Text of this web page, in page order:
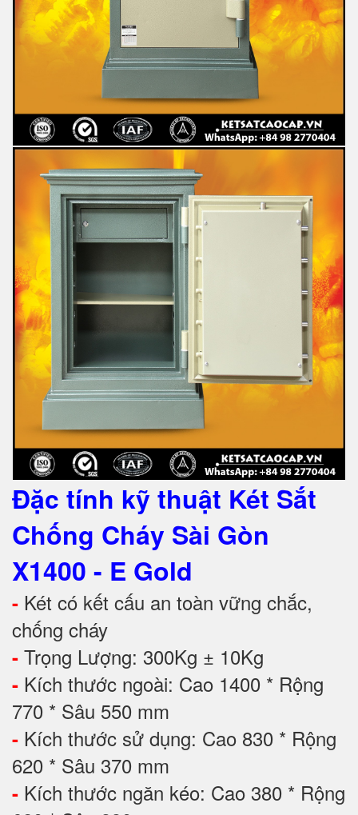
Đặc tính kỹ thuật Két Sắt
Chống Cháy Sài Gòn
X1400 - E Gold
- Két có kết cấu an toàn vững chắc,
chống cháy
- Trọng Lượng: 300Kg ± 10Kg
- Kích thước ngoài: Cao 1400 * Rộng
770 * Sâu 550 mm
- Kích thước sử dụng: Cao 830 * Rộng
620 * Sâu 370 mm
- Kích thước ngăn kéo: Cao 380 * Rộng